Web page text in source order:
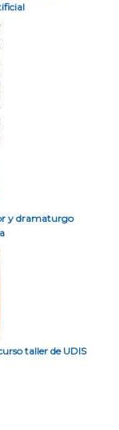
y dramaturgo
taller de UDIS